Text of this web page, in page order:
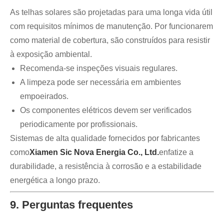
As telhas solares são projetadas para uma longa vida útil
com requisitos mínimos de manutenção. Por funcionarem
como material de cobertura, são construídos para resistir
à exposição ambiental.
Recomenda-se inspeções visuais regulares.
A limpeza pode ser necessária em ambientes
empoeirados.
Os componentes elétricos devem ser verificados
periodicamente por profissionais.
Sistemas de alta qualidade fornecidos por fabricantes
comoXiamen Sic Nova Energia Co., Ltd.enfatize a
durabilidade, a resistência à corrosão e a estabilidade
energética a longo prazo.
9. Perguntas frequentes